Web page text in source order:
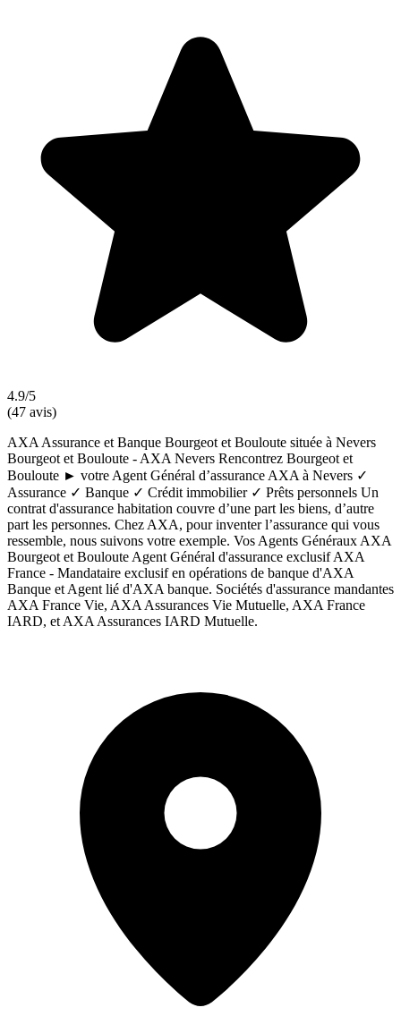
4.9/5
(47 avis)
AXA Assurance et Banque Bourgeot et Bouloute située à Nevers
Bourgeot et Bouloute - AXA Nevers Rencontrez Bourgeot et
Bouloute ► votre Agent Général d’assurance AXA à Nevers ✓
Assurance ✓ Banque ✓ Crédit immobilier ✓ Prêts personnels Un
contrat d'assurance habitation couvre d’une part les biens, d’autre
part les personnes. Chez AXA, pour inventer l’assurance qui vous
ressemble, nous suivons votre exemple. Vos Agents Généraux AXA
Bourgeot et Bouloute Agent Général d'assurance exclusif AXA
France - Mandataire exclusif en opérations de banque d'AXA
Banque et Agent lié d'AXA banque. Sociétés d'assurance mandantes
AXA France Vie, AXA Assurances Vie Mutuelle, AXA France
IARD, et AXA Assurances IARD Mutuelle.